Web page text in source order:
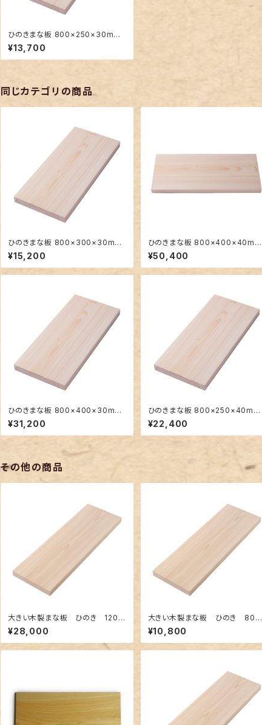
ひのきまな板 800×250×30mm
大きい一枚板
¥13,700
同じカテゴリの商品
ひのきまな板 800×300×30mm
大きい一枚板
¥15,200
ひのきまな板 800×400×40mm
大きい一枚板
¥50,400
ひのきまな板 800×400×30mm
大きい一枚板
¥31,200
ひのきまな板 800×250×40mm
大きい一枚板
¥22,400
その他の商品
大きい木製まな板 ひのき 1200
×350×30mm 裏に節あり 一
枚板
¥28,000
大きい木製まな板 ひのき 800×
250×30mm 裏に節あり 一枚
板
¥10,800